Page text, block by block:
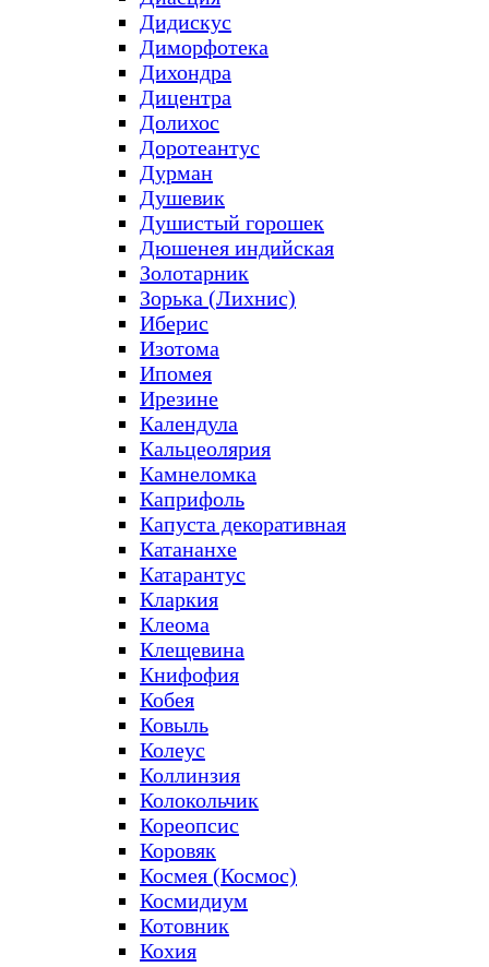
Дидискус
Диморфотека
Дихондра
Дицентра
Долихос
Доротеантус
Дурман
Душевик
Душистый горошек
Дюшенея индийская
Золотарник
Зорька (Лихнис)
Иберис
Изотома
Ипомея
Ирезине
Календула
Кальцеолярия
Камнеломка
Каприфоль
Капуста декоративная
Катананхе
Катарантус
Кларкия
Клеома
Клещевина
Книфофия
Кобея
Ковыль
Колеус
Коллинзия
Колокольчик
Кореопсис
Коровяк
Космея (Космос)
Космидиум
Котовник
Кохия